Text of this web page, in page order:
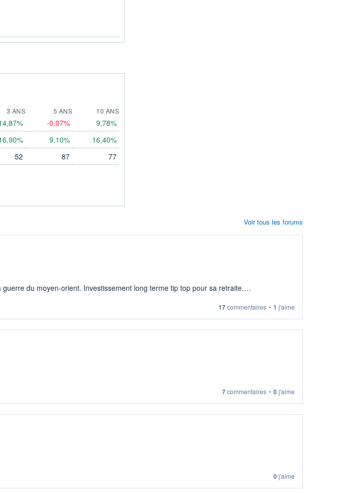
3 ANS 5 ANS
10 ANS
-0,07% 9,78%
9,10% 16,40%
52 87 77
du moyen-orient. Investissement long terme tip top pour sa retraite.
17commentaires • 1 j'aime
7commentaires • 0j'aime
0j'aime
Voir tous les forums